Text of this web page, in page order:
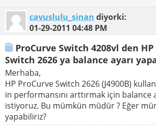
cavuslulu_sinan diyorki:
01-29-2011 04:48 PM
ProCurve Switch 4208vl den
Switch 2626 ya balance ayarı
Merhaba,
HP ProCurve Switch 2626 (J4900B)
in performansını arttırmak için balance
istiyoruz. Bu mümkün müdür ? Eğer
yapabiliriz?